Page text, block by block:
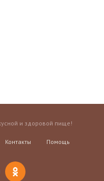
и здоровой пище!
Контакты Помощь